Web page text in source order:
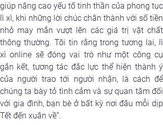
giúp nâng cao yếu tố tinh thần của phong tục
lì xì, khi những lời chúc chân thành với số tiền
nhỏ may mắn vượt lên các giá trị vật chất
thông thường. Tôi tin rằng trong tương lai, lì
xì online sẽ đóng vai trò như một công cụ
gắn kết, tương tác đắc lực thể hiện thành ý
của người trao tới người nhận, là cách để
chúng ta bày tỏ tình cảm và sự quan tâm đối
với gia đình, bạn bè ở bất kỳ nơi đâu mỗi dịp
Tết đến xuân về”.